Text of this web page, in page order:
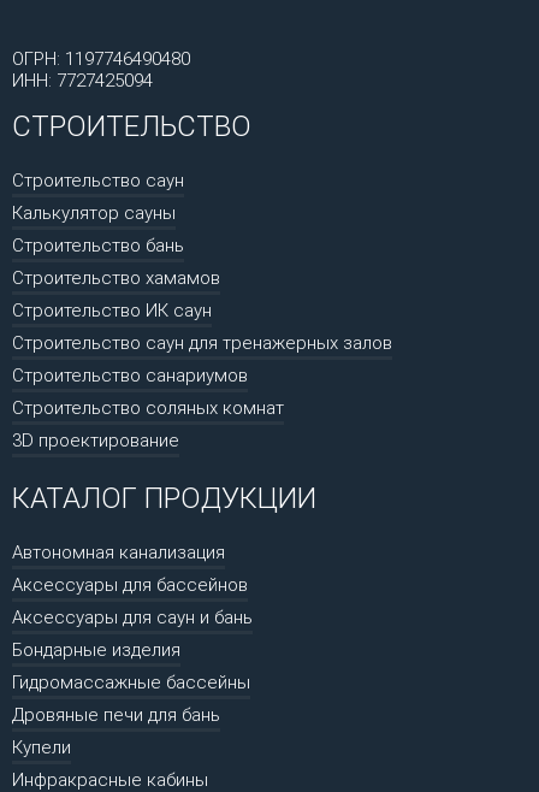
ОГРН: 1197746490480
ИНН: 7727425094
СТРОИТЕЛЬСТВО
Строительство саун
Калькулятор сауны
Строительство бань
Строительство хамамов
Строительство ИК саун
Строительство саун для тренажерных залов
Строительство санариумов
Строительство соляных комнат
3D проектирование
КАТАЛОГ ПРОДУКЦИИ
Автономная канализация
Аксессуары для бассейнов
Аксессуары для саун и бань
Бондарные изделия
Гидромассажные бассейны
Дровяные печи для бань
Купели
Инфракрасные кабины